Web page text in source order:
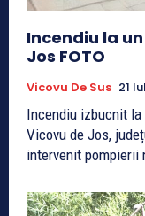
Incendiu la
Jos FOTO
Vicovu De Sus 21
Incendiu izbucnit
Vicovu de Jos,
intervenit pompierii